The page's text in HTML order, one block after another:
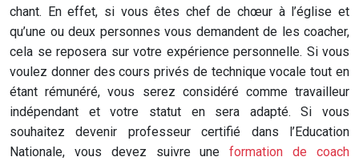
chant. En effet, si vous êtes chef de chœur à l’église et
qu’une ou deux personnes vous demandent de les coacher,
cela se reposera sur votre expérience personnelle. Si vous
voulez donner des cours privés de technique vocale tout en
étant rémunéré, vous serez considéré comme travailleur
indépendant et votre statut en sera adapté. Si vous
souhaitez devenir professeur certifié dans l’Education
Nationale, vous devez suivre uneformation de coach